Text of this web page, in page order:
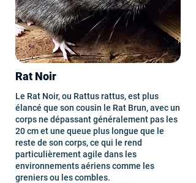
Rat Noir
Le Rat Noir, ou Rattus rattus, est plus
élancé que son cousin le Rat Brun, avec un
corps ne dépassant généralement pas les
20 cm et une queue plus longue que le
reste de son corps, ce qui le rend
particulièrement agile dans les
environnements aériens comme les
greniers ou les combles.